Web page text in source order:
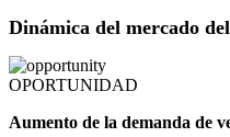
Dinámica del mercado
OPORTUNIDAD
Aumento de la demanda de